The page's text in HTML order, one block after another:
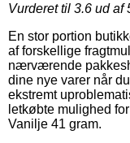
Vurderet til 3.6 ud af
En stor portion
af forskellige
nærværende
dine nye varer når
ekstremt
letkøbte mulighed
Vanilje 41 gram.